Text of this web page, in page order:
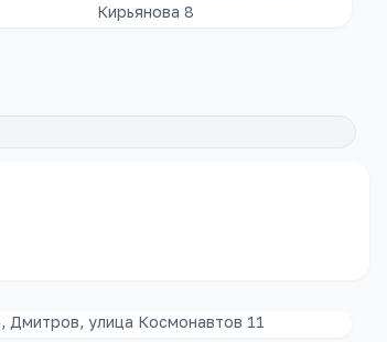
Кирьянова 8
Дмитров, улица Космонавтов 11